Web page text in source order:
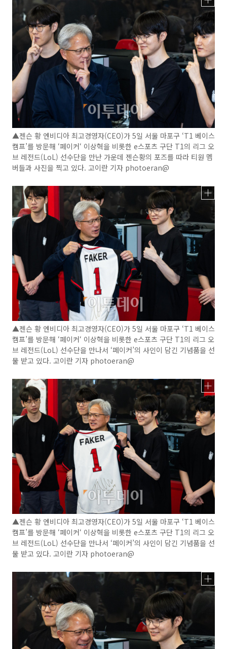
▲젠슨 황 엔비디아 최고경영자(CEO)가 5일 서울 마포구 ‘T1 베이스
캠프’를 방문해 ‘페이커‘ 이상혁을 비롯한 e스포츠 구단 T1의 리그 오
브 레전드(LoL) 선수단을 만난 가운데 젠슨황의 포즈를 따라 티원 멤
버들과 사진을 찍고 있다. 고이란 기자 photoeran@
▲젠슨 황 엔비디아 최고경영자(CEO)가 5일 서울 마포구 ‘T1 베이스
캠프’를 방문해 ‘페이커‘ 이상혁을 비롯한 e스포츠 구단 T1의 리그 오
브 레전드(LoL) 선수단을 만나서 ‘페이커’의 사인이 담긴 기념품을 선
물 받고 있다. 고이란 기자 photoeran@
▲젠슨 황 엔비디아 최고경영자(CEO)가 5일 서울 마포구 ‘T1 베이스
캠프’를 방문해 ‘페이커‘ 이상혁을 비롯한 e스포츠 구단 T1의 리그 오
브 레전드(LoL) 선수단을 만나서 ‘페이커’의 사인이 담긴 기념품을 선
물 받고 있다. 고이란 기자 photoeran@